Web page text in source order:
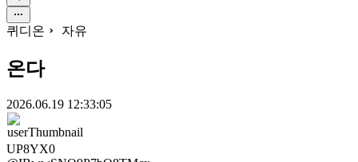
퀴디온 자유
온다
2026.06.19 12:33:05
UP8YX0